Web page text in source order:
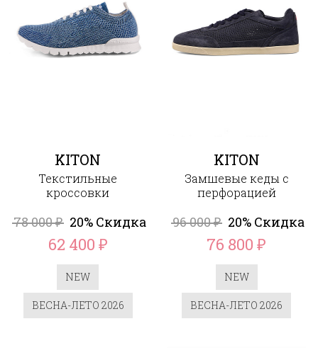
KITON
Текстильные
кроссовки
78 000₽ 20% Скидка
62 400 ₽
NEW
ВЕСНА-ЛЕТО 2026
KITON
Замшевые кеды с
перфорацией
96 000₽ 20% Скидка
76 800₽
NEW
ВЕСНА-ЛЕТО 2026